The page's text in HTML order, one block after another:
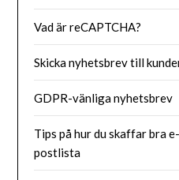
Vad är reCAPTCHA?
Skicka nyhetsbrev till
GDPR-vänliga nyhetsbrev
Tips på hur du skaffar bra
postlista